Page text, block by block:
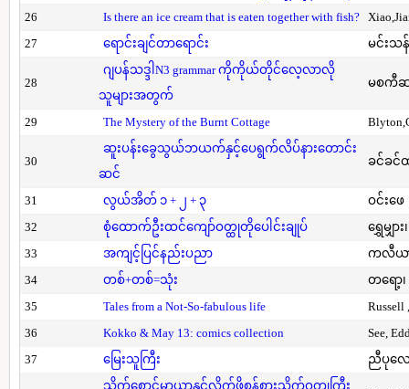
26
Is there an ice cream that is eaten together with fish?
27
ရောင်းချင်တာရောင်း မင်းသ
28
ဂျပန်သဒ္ဒါN3 grammar ကိုကိုယ်တိုင်လေ့လာလို
သူများအတွက်
မစကီ
29 The Mystery of the Burnt Cottage
30
ဆူးပန်းခွေသွယ်ဘယက်နှင့်ပေရွက်လိပ်နားတောင်း
ဆင်
ခင်ခင်
31 လွယ်အိတ် ၁ + ၂ + ၃
ဝင်းဖေ
32
စုံထောက်ဦးထင်ကျော်ဝတ္ထုတိုပေါင်းချုပ်
ရွှေမျှား
33
အကျင့်ပြင်နည်းပညာ
ကလီယာ
34
တစ်+တစ်=သုံး
တရော့၊
35
Tales from a Not-So-fabulous life
Russell
36
Kokko & May 13: comics collection
See,
37
မြေးသူကြီး ညီပုလေ
သိုက်စောင့်မာယာနှင့်လှိုက်ဖို့စွန့်စားသိုက်ဝတ္ထုကြီး